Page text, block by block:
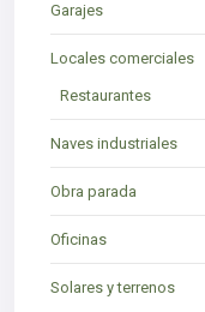
Garajes
Locales comerciales
Restaurantes
Naves industriales
Obra parada
Oficinas
Solares y terrenos